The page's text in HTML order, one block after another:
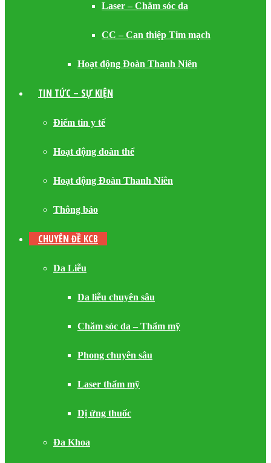
Laser – Chăm sóc da
CC – Can thiệp Tim mạch
Hoạt động Đoàn Thanh Niên
TIN TỨC – SỰ KIỆN
Điểm tin y tế
Hoạt động đoàn thể
Hoạt động Đoàn Thanh Niên
Thông báo
CHUYÊN ĐỀ KCB
Da Liễu
Da liễu chuyên sâu
Chăm sóc da – Thẩm mỹ
Phong chuyên sâu
Laser thẩm mỹ
Dị ứng thuốc
Đa Khoa